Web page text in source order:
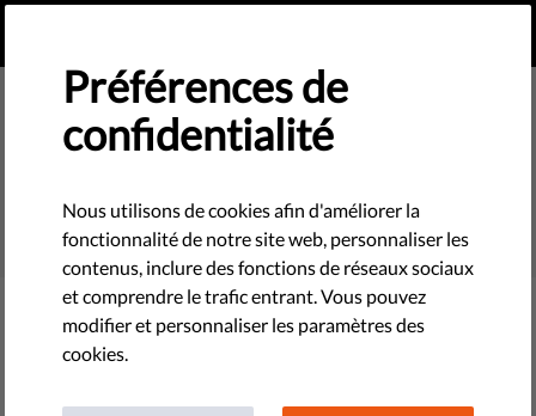
Filter
Préférences de
confidentialité
Nous utilisons de cookies afin d'améliorer la
fonctionnalité de notre site web, personnaliser les
contenus, inclure des fonctions de réseaux sociaux
et comprendre le trafic entrant. Vous pouvez
modifier et personnaliser les paramètres des
cookies.